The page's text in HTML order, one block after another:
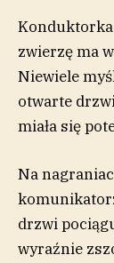
Konduktorka
zwierzę ma
Niewiele
otwarte
miała się
Na
drzwi
wyraźnie